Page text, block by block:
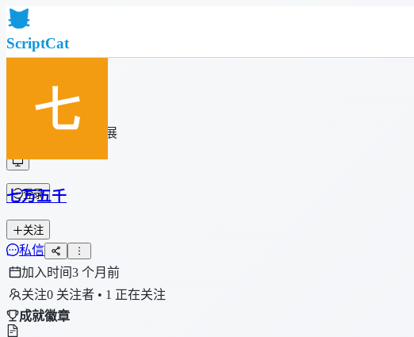
ScriptCat
社区
脚本列表
浏览器扩展
登录
七万五千
关注
私信
加入时间3 个月前
关注0 关注者 • 1 正在关注
成就徽章